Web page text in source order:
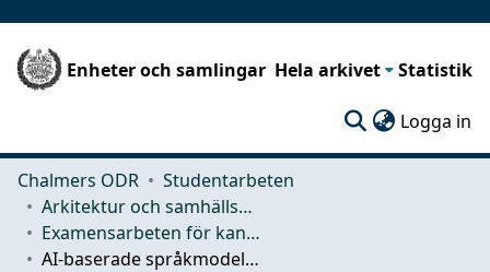
Enheter och samlingar Hela arkivet Statistik
Logga in
Chalmers ODR
Studentarbeten
Arkitektur och samhällsbyggnadsteknik (ACE)
Examensarbeten för kandidatexamen
AI-baserade språkmodeller inom byggprojektering: En jämförelse mellan AI-prediktioner och lärares upplevelser av klassrum